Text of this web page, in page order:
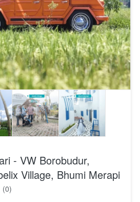
- VW Borobudur,
Village, Bhumi Merapi
(0)